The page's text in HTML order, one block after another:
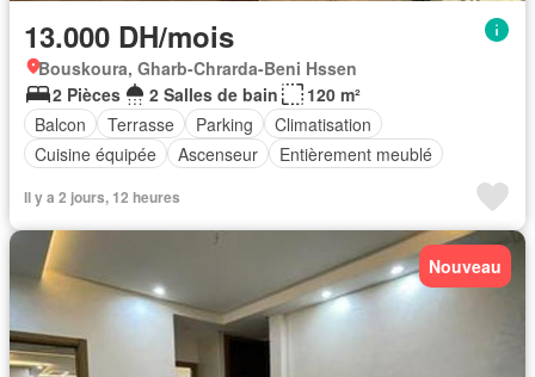
13.000 DH/mois
Bouskoura, Gharb-Chrarda-Beni Hssen
2 Pièces
2 Salles de bain
120 m²
Balcon
Terrasse Parking
Climatisation
Cuisine équipée
Ascenseur Entièrement meublé
Il y a 2 jours, 12 heures
Nouveau